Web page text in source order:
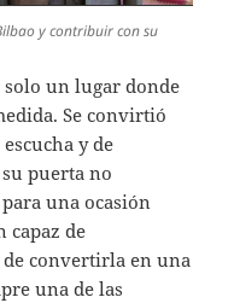
y contribuir con su
un lugar donde
Se convirtió
y de
puerta no
una ocasión
capaz de
convertirla en una
una de las